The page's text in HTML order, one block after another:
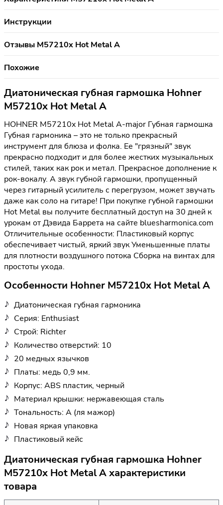
Инструкции
Отзывы M57210x Hot Metal A
Похожие
Диатоническая губная гармошка Hohner
M57210x Hot Metal A
HOHNER M57210x Hot Metal A-major Губная гармошка
Губная гармоника – это не только прекрасный
инструмент для блюза и фолка. Ее "грязный" звук
прекрасно подходит и для более жестких музыкальных
стилей, таких как рок и метал. Прекрасное дополнение к
рок-вокалу. А звук губной гармошки, пропущенный
через гитарный усилитель с перегрузом, может звучать
даже как соло на гитаре! При покупке губной гармошки
Hot Metal вы получите бесплатный доступ на 30 дней к
урокам от Дэвида Баррета на сайте bluesharmonica.com
Отличительные особенности: Пластиковый корпус
обеспечивает чистый, яркий звук Уменьшенные платы
для плотности воздушного потока Сборка на винтах для
простоты ухода.
Особенности Hohner M57210x Hot Metal A
Диатоническая губная гармоника
Серия: Enthusiast
Строй: Richter
Количество отверстий: 10
20 медных язычков
Платы: медь 0,9 мм.
Корпус: ABS пластик, черный
Материал крышки: нержавеющая сталь
Тональность: A (ля мажор)
Новая яркая упаковка
Пластиковый кейс
Диатоническая губная гармошка Hohner
M57210x Hot Metal A характеристики
товара